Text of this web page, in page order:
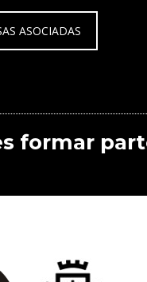
ASOCIADAS
formar